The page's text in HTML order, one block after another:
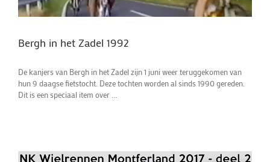
Bergh in het Zadel 1992
De kanjers van Bergh in het Zadel zijn 1 juni weer teruggekomen van
hun 9 daagse fietstocht. Deze tochten worden al sinds 1990 gereden.
Dit is een speciaal item over ...